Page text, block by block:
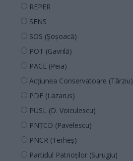
REPER
SENS
SOS (Șoșoacă)
POT (Gavrilă)
PACE (Peia)
Acțiunea Conservatoare (Târziu)
PDF (Lazarus)
PUSL (D. Voiculescu)
PNȚCD (Pavelescu)
PNCR (Terheș)
Partidul Patrioților (Surugiu)